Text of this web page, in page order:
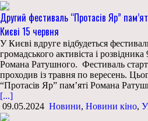
Другий фестиваль “Протасів Яр”
Києві 15 червня
У Києві вдруге відбудеться
громадського активіста і
Романа Ратушного. Фестиваль
проходив із травня по вересень.
“Протасів Яр” пам’яті Романа
[...]
09.05.2024 Новини, Новини кіно,